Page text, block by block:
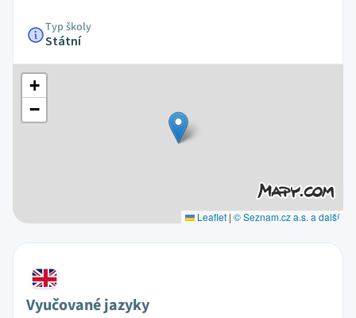
Typ školy
Státní
+
−
Leaflet | © Seznam.cz a.s. a další
Vyučované jazyky